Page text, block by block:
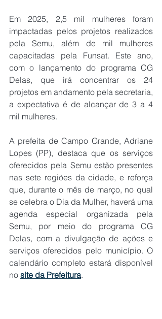
Em 2025, 2,5 mil mulheres foram
impactadas pelos projetos realizados
pela Semu, além de mil mulheres
capacitadas pela Funsat. Este ano,
com o lançamento do programa CG
Delas, que irá concentrar os 24
projetos em andamento pela secretaria,
a expectativa é de alcançar de 3 a 4
mil mulheres.
A prefeita de Campo Grande, Adriane
Lopes (PP), destaca que os serviços
oferecidos pela Semu estão presentes
nas sete regiões da cidade, e reforça
que, durante o mês de março, no qual
se celebra o Dia da Mulher, haverá uma
agenda especial organizada pela
Semu, por meio do programa CG
Delas, com a divulgação de ações e
serviços oferecidos pelo município. O
calendário completo estará disponível
no site da Prefeitura.